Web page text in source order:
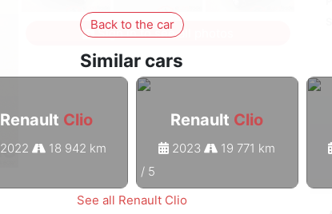
Back to the car
Similar cars
Renault Clio
2022 18 942 km
Renault Clio
2023 19 771 km
/ 5
See all Renault Clio
Sign in to see all photos